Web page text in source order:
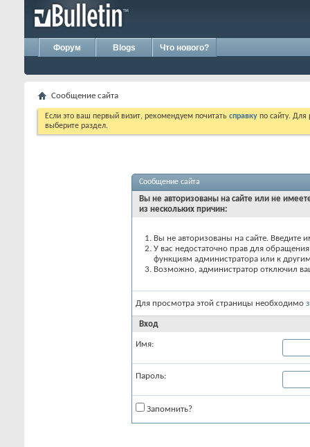
Форум Blogs Что нового?
Сообщение сайта
Если это ваш первый визит, рекомендуем почитать справку по сайту.
выберите раздел.
Сообщение сайта
Вы не авторизованы на сайте или не
из нескольких причин:
Вы не авторизованы на сайте. Введите
У вас недостаточно прав для
функциям администратора или к
Возможно, администратор отключил
Для просмотра этой страницы необходимо
Вход
Имя:
Пароль:
Запомнить?